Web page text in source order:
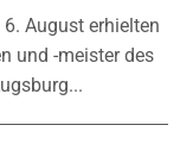
August erhielten
und -meister des